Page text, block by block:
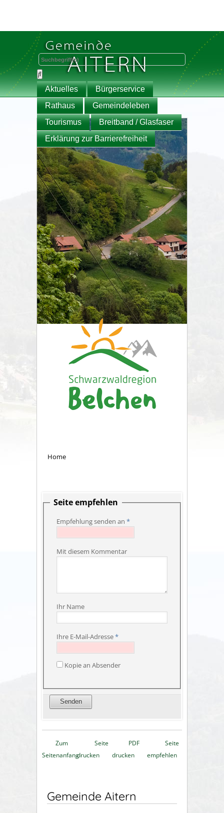
Aktuelles
Bürgerservice
Rathaus
Gemeindeleben
Tourismus
Breitband / Glasfaser
Erklärung zur Barrierefreiheit
Home
Seite empfehlen
Empfehlung senden an *
Mit diesem Kommentar
Ihr Name
Ihre E-Mail-Adresse*
Kopie an Absender
Zum
Seitenanfang
Seite
drucken
PDF
drucken
Seite
empfehlen
Gemeinde Aitern